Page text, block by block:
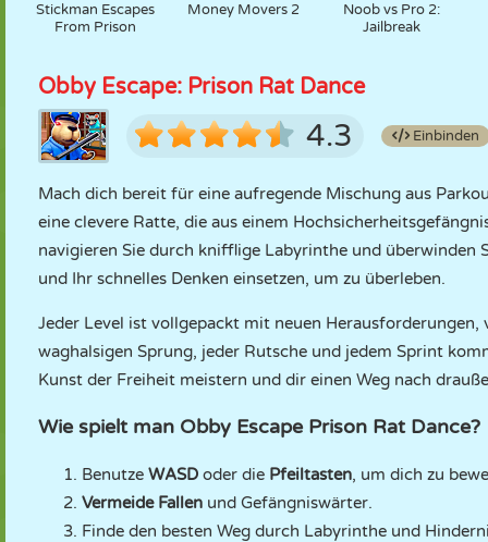
Stickman Escapes
From Prison
Money Movers 2
Noob vs Pro 2:
Jailbreak
Obby Escape: Prison Rat Dance
4.3 Einbinden
Mach dich bereit für eine aufregende Mischung aus
eine clevere Ratte, die aus einem
navigieren Sie durch knifflige Labyrinthe und überwinden
und Ihr schnelles Denken einsetzen, um zu überleben.
Jeder Level ist vollgepackt mit neuen
waghalsigen Sprung, jeder Rutsche und jedem Sprint
Kunst der Freiheit meistern und dir einen Weg nach
Wie spielt man Obby Escape Prison Rat Dance?
Benutze WASD oder die Pfeiltasten, um dich zu
Vermeide Fallen und Gefängniswärter.
Finde den besten Weg durch Labyrinthe und